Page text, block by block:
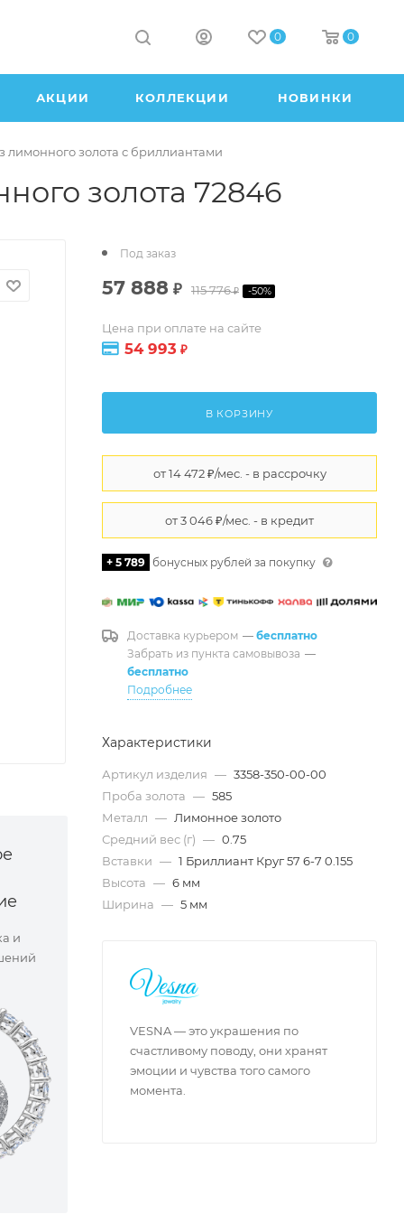
0 0
АКЦИИ КОЛЛЕКЦИИ НОВИНКИ
лимонного золота с бриллиантами
золота 72846
и
Под заказ
57 888 ₽ 115 776₽ -50%
Цена при оплате на сайте
54 993 ₽
В КОРЗИНУ
+ 5 789 бонусных рублей за покупку
Доставка курьером — бесплатно
Забрать из пункта самовывоза —
бесплатно
Подробнее
Характеристики
Артикул изделия — 3358-350-00-00
Проба золота — 585
Металл — Лимонное золото
Средний вес (г) — 0.75
Вставки — 1 Бриллиант Круг 57 6-7 0.155
Высота — 6 мм
Ширина — 5 мм
VESNA — это украшения по
счастливому поводу, они хранят
эмоции и чувства того самого
момента.